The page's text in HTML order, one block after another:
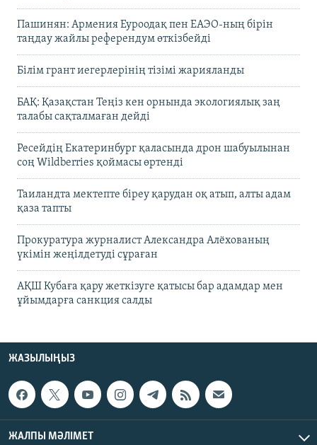
Пашинян: Армения Еуроодақ пен ЕАЭО-ның бірін
таңдау жайлы референдум өткізбейді
Білім грант иегерлерінің тізімі жарияланды
БАҚ: Қазақстан Теңіз кен орнында экологиялық заң
талабы сақталмаған дейді
Ресейдің Екатеринбург қаласында дрон шабуылынан
соң Wildberries қоймасы өртенді
Таиландта мектепте біреу қарудан оқ атып, алты адам
қаза тапты
Прокуратура журналист Александра Алёхованың
үкімін жеңілдетуді сұраған
АҚШ Кубаға қару жеткізуге қатысы бар адамдар мен
ұйымдарға санкция салды
ЖАЗЫЛЫҢЫЗ
ЖАЛПЫ МӘЛІМЕТ